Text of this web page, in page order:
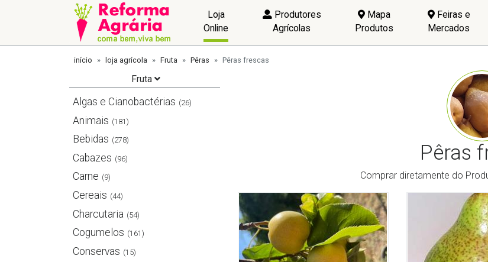
Loja
Online
Produtores
Agrícolas
Mapa
Produtos
Feiras e
Mercados
início loja agrícola Fruta Pêras Pêras frescas
Fruta
Algas e Cianobactérias (26)
Animais (181)
Bebidas (278)
Cabazes (96)
Carne (9)
Cereais (44)
Charcutaria (54)
Cogumelos (161)
Conservas (15)
Pêras
Comprar diretamente do